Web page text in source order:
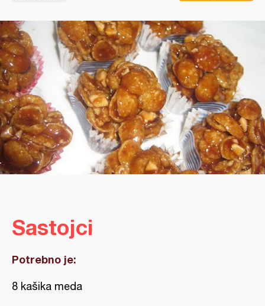
Sastojci
Potrebno je:
8 kašika meda